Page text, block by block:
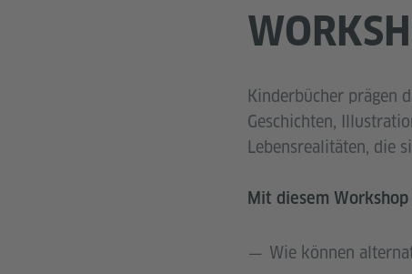
Kinderbücher prägen
Geschichten,
Lebensrealitäten, die
Mit diesem
Wie können